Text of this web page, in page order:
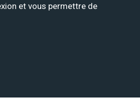
et vous permettre de